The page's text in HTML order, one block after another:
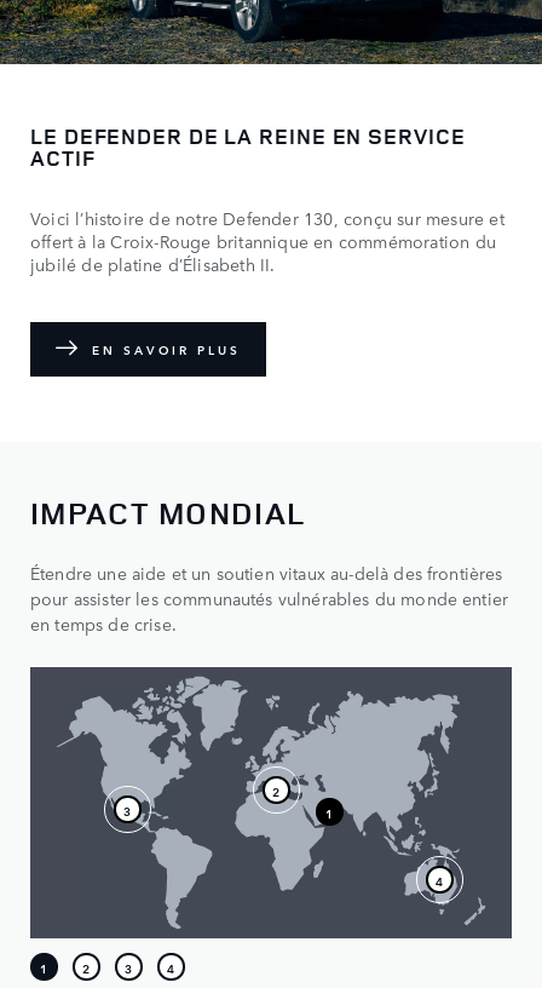
LE DEFENDER DE LA REINE EN SERVICE
ACTIF
Voici l’histoire de notre Defender 130, conçu sur mesure et
offert à la Croix-Rouge britannique en commémoration du
jubilé de platine d’Élisabeth II.
EN SAVOIR PLUS
IMPACT MONDIAL
Étendre une aide et un soutien vitaux au-delà des frontières
pour assister les communautés vulnérables du monde entier
en temps de crise.